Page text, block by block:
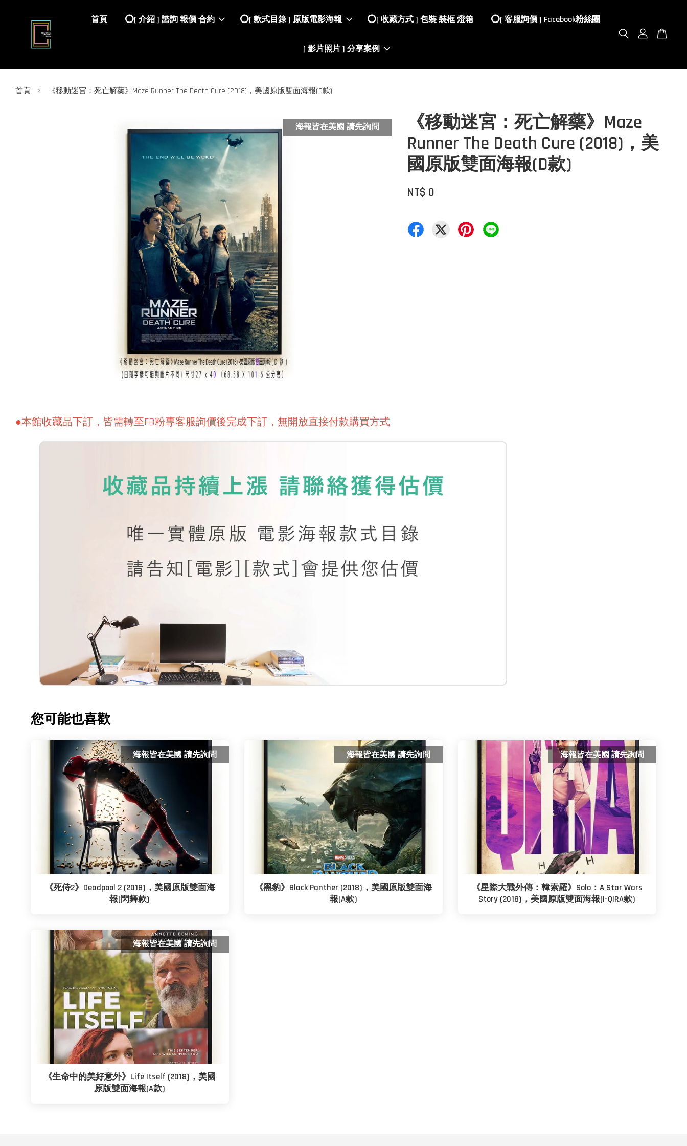
首頁 ⭕️[ 介紹 ] 諮詢 報價 合約 ⭕️[ 款式目錄 ] 原版電影海報 ⭕️[ 收藏方式 ] 包裝 裝框 燈箱 ⭕️[ 客服詢價 ] Facebook粉絲團
[ 影片照片 ] 分享案例
首頁 › 《移動迷宮：死亡解藥》Maze Runner The Death Cure (2018)，美國原版雙面海報(D款)
海報皆在美國 請先詢問
《移動迷宮：死亡解藥》Maze
Runner The Death Cure (2018)，美
國原版雙面海報(D款)
NT$ 0
●本館收藏品下訂，皆需轉至FB粉專客服詢價後完成下訂，無開放直接付款購買方式
您可能也喜歡
海報皆在美國 請先詢問
《死侍2》Deadpool 2 (2018)，美國原版雙面海
報(閃舞款)
海報皆在美國 請先詢問
《黑豹》Black Panther (2018)，美國原版雙面海
報(A款)
海報皆在美國 請先詢問
《星際大戰外傳：韓索羅》Solo：A Star Wars
Story (2018)，美國原版雙面海報(I-QIRA款)
海報皆在美國 請先詢問
《生命中的美好意外》Life Itself (2018)，美國
原版雙面海報(A款)